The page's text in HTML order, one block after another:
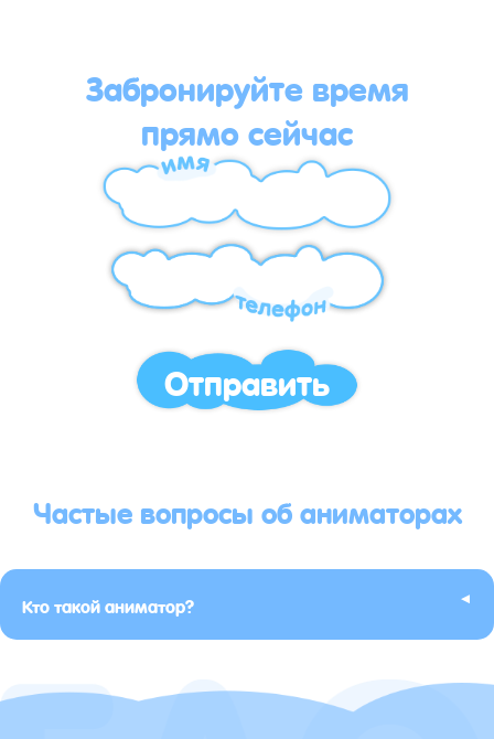
Забронируйте время
прямо сейчас
Отправить
Частые вопросы об аниматорах
Кто такой аниматор? ▸